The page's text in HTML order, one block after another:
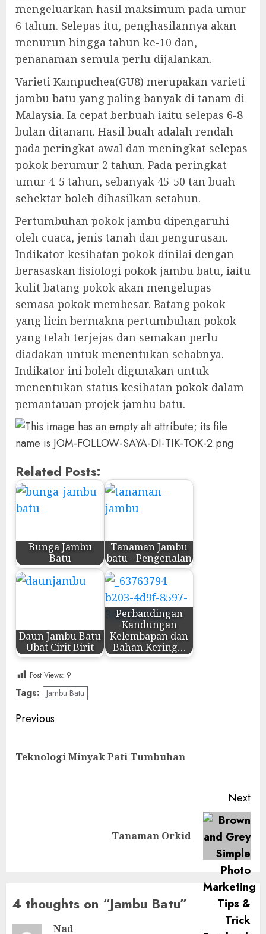
mengeluarkan hasil maksimum pada umur
6 tahun. Selepas itu, penghasilannya akan
menurun hingga tahun ke-10 dan,
penanaman semula perlu dijalankan.
Varieti Kampuchea(GU8) merupakan varieti
jambu batu yang paling banyak di tanam di
Malaysia. Ia cepat berbuah iaitu selepas 6-8
bulan ditanam. Hasil buah adalah rendah
pada peringkat awal dan meningkat selepas
pokok berumur 2 tahun. Pada peringkat
umur 4-5 tahun, sebanyak 45-50 tan buah
sehektar boleh dihasilkan setahun.
Pertumbuhan pokok jambu dipengaruhi
oleh cuaca, jenis tanah dan pengurusan.
Indikator kesihatan pokok dinilai dengan
berasaskan fisiologi pokok jambu batu, iaitu
kulit batang pokok akan mengelupas
semasa pokok membesar. Batang pokok
yang licin bermakna pertumbuhan pokok
yang telah terjejas dan semakan perlu
diadakan untuk menentukan sebabnya.
Indikator ini boleh digunakan untuk
menentukan status kesihatan pokok dalam
pemantauan projek jambu batu.
Related Posts:
Bunga Jambu
Batu
Tanaman Jambu
batu - Pengenalan
Daun Jambu Batu
Ubat Cirit Birit
Perbandingan
Kandungan
Kelembapan dan
Bahan Kering…
Post Views: 9
Tags: Jambu Batu
Post
Previous
Teknologi Minyak Pati Tumbuhan
Next
Tanaman Orkid
4 thoughts on “Jambu Batu”
Nad